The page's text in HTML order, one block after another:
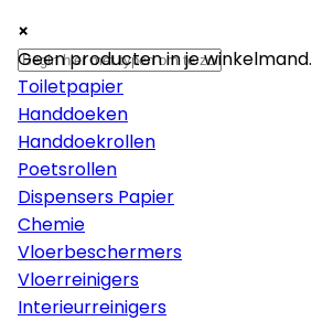
×
Papier
Toiletpapier
Handdoeken
Handdoekrollen
Poetsrollen
Dispensers Papier
Chemie
Vloerbeschermers
Vloerreinigers
Interieurreinigers
×
×
Geen producten in je winkelmand.